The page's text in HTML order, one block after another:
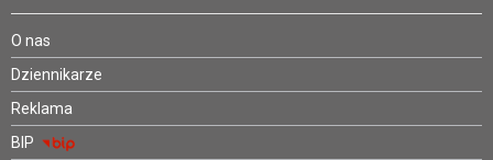
O nas
Dziennikarze
Reklama
BIP